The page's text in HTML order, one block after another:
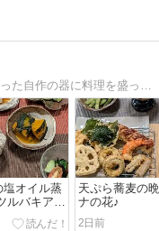
塩オイル蒸
ルバキアの
天ぷら蕎麦の
ナの花♪
2日前